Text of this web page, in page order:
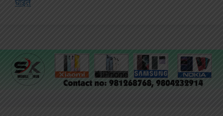
घाइते